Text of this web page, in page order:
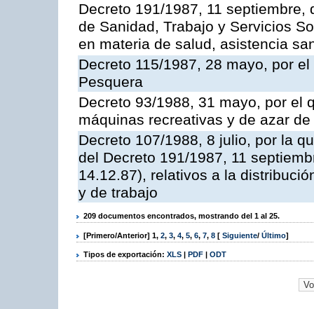
Decreto 191/1987, 11
de Sanidad, Trabajo y Servicios
en materia de salud, asistencia
Decreto 115/1987, 28 mayo, por
Pesquera
Decreto 93/1988, 31 mayo, por el
máquinas recreativas y de azar
Decreto 107/1988, 8 julio, por la
del Decreto 191/1987, 11
14.12.87), relativos a la
y de trabajo
209 documentos encontrados, mostrando del 1 al 25.
[Primero/Anterior] 1, 2, 3, 4, 5, 6, 7, 8 [ Siguiente/ Último]
Tipos de exportación: XLS | PDF | ODT